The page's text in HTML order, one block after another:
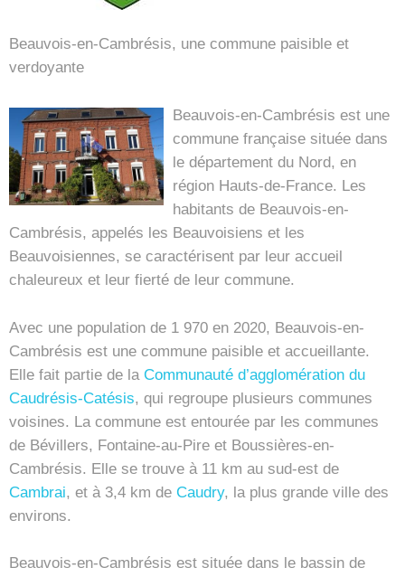
Beauvois-en-Cambrésis, une commune paisible et
verdoyante
Beauvois-en-Cambrésis est une
commune française située dans
le département du Nord, en
région Hauts-de-France. Les
habitants de Beauvois-en-
Cambrésis, appelés les Beauvoisiens et les
Beauvoisiennes, se caractérisent par leur accueil
chaleureux et leur fierté de leur commune.
Avec une population de 1 970 en 2020, Beauvois-en-
Cambrésis est une commune paisible et accueillante.
Elle fait partie de la Communauté d’agglomération du
Caudrésis-Catésis, qui regroupe plusieurs communes
voisines. La commune est entourée par les communes
de Bévillers, Fontaine-au-Pire et Boussières-en-
Cambrésis. Elle se trouve à 11 km au sud-est de
Cambrai, et à 3,4 km de Caudry, la plus grande ville des
environs.
Beauvois-en-Cambrésis est située dans le bassin de